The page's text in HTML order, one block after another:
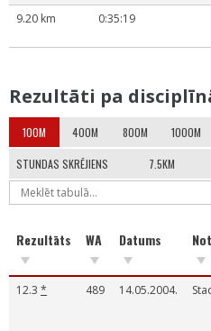
9.20 km
0:35:19
Rezultāti pa
100M 400M 800M 1000M
STUNDAS SKRĒJIENS 7.5KM
Rezultāts WA Datums
12.3 * 489 14.05.2004.